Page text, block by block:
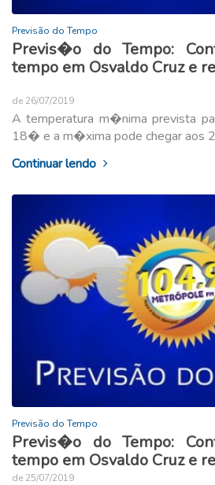
Previsão do Tempo
Previs�o do Tempo:
tempo em Osvaldo Cruz e
de 26/07/2019
A temperatura m�nima prevista
18� e a m�xima pode chegar aos
Continuar lendo
Previsão do Tempo
Previs�o do Tempo:
tempo em Osvaldo Cruz e
de 25/07/2019